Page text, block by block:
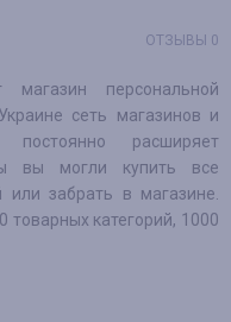
ОТЗЫВЫ 0
персональной
сеть магазинов и
расширяет
вы могли купить все
забрать в магазине.
категорий, 1000